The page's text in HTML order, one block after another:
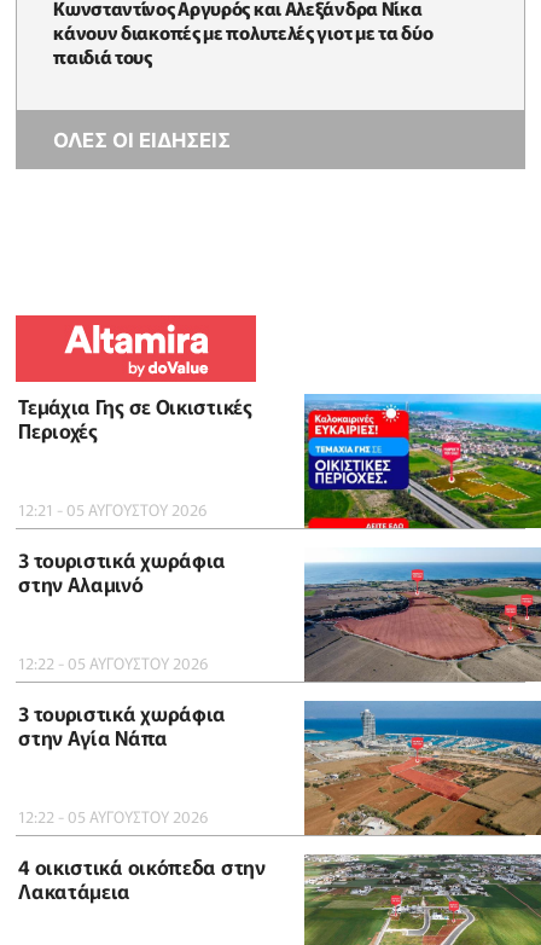
Κωνσταντίνος Αργυρός και Αλεξάνδρα Νίκα
κάνουν διακοπές με πολυτελές γιοτ με τα δύο
παιδιά τους
ΟΛΕΣ ΟΙ ΕΙΔΗΣΕΙΣ
Τεμάχια Γης σε Οικιστικές
Περιοχές
12:21 - 05 ΑΥΓΟΥΣΤΟΥ 2026
3 τουριστικά χωράφια
στην Αλαμινό
12:22 - 05 ΑΥΓΟΥΣΤΟΥ 2026
3 τουριστικά χωράφια
στην Αγία Νάπα
12:22 - 05 ΑΥΓΟΥΣΤΟΥ 2026
4 οικιστικά οικόπεδα στην
Λακατάμεια